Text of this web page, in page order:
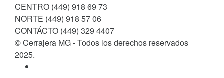
CENTRO (449) 918 69 73
NORTE (449) 918 57 06
CONTÁCTO (449) 329 4407
© Cerrajera MG - Todos los derechos reservados
2025.